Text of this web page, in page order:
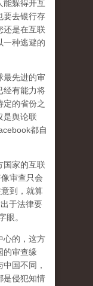
能躲得开互
要去银行存
还是在互联
一种逃避的
最先进的审
经有能力将
定的省份之
是舆论联
都自
国家的互联
审查只会
到， 就算
于法律要
眼。
心的，这方
的审查缘
国不同，
是侵犯知情